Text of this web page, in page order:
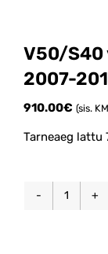
V50/S40
2007-
910.00€ (sis.
Tarneaeg lattu
V50/S40